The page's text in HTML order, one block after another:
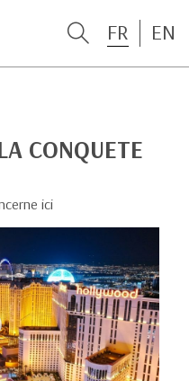
FR EN
CONQUETE
ici